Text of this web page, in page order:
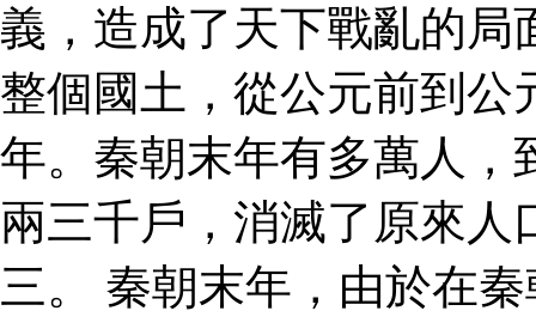
義，造成了天下戰亂的局
整個國土，從公元前到公
年。秦朝末年有多萬人，
兩三千戶，消滅了原來
三。 秦朝末年，由於在